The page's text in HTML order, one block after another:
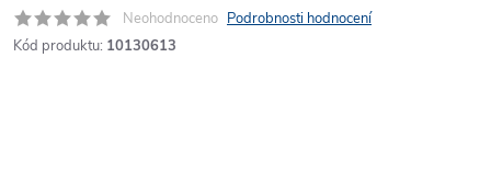
Neohodnoceno Podrobnosti hodnocení
Kód produktu: 10130613